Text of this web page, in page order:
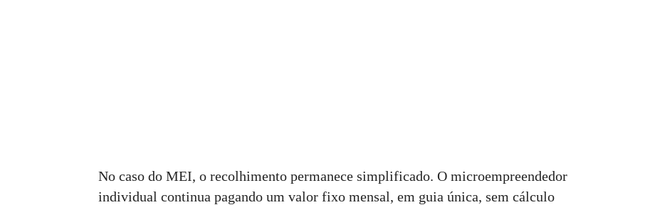
No caso do MEI, o recolhimento permanece simplificado. O microempreendedor
individual continua pagando um valor fixo mensal, em guia única, sem cálculo